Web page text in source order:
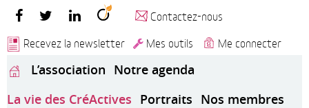
Contactez-nous
Recevez la newsletter
Mes outils Me connecter
L’association Notre agenda
La vie des CréActives Portraits Nos membres